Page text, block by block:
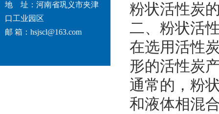
地 址：河南省巩义市夹津
口工业园区
邮 箱：hsjscl@163.com
粉状活性炭
二、粉状活
在选用活性
形的活性炭
通常的，粉
和液体相混